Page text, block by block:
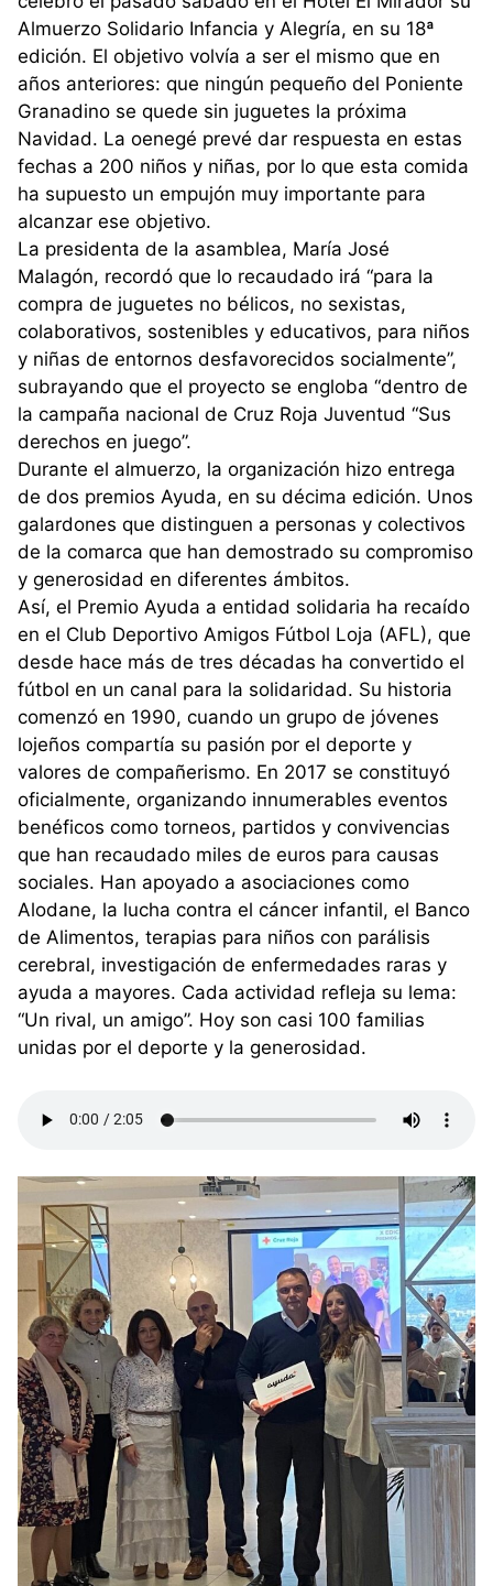
Almuerzo Solidario Infancia y Alegría, en su 18ª
edición. El objetivo volvía a ser el mismo que en
años anteriores: que ningún pequeño del Poniente
Granadino se quede sin juguetes la próxima
Navidad. La oenegé prevé dar respuesta en estas
fechas a 200 niños y niñas, por lo que esta comida
ha supuesto un empujón muy importante para
alcanzar ese objetivo.
La presidenta de la asamblea, María José
Malagón, recordó que lo recaudado irá “para la
compra de juguetes no bélicos, no sexistas,
colaborativos, sostenibles y educativos, para niños
y niñas de entornos desfavorecidos socialmente”,
subrayando que el proyecto se engloba “dentro de
la campaña nacional de Cruz Roja Juventud “Sus
derechos en juego”.
Durante el almuerzo, la organización hizo entrega
de dos premios Ayuda, en su décima edición. Unos
galardones que distinguen a personas y colectivos
de la comarca que han demostrado su compromiso
y generosidad en diferentes ámbitos.
Así, el Premio Ayuda a entidad solidaria ha recaído
en el Club Deportivo Amigos Fútbol Loja (AFL), que
desde hace más de tres décadas ha convertido el
fútbol en un canal para la solidaridad. Su historia
comenzó en 1990, cuando un grupo de jóvenes
lojeños compartía su pasión por el deporte y
valores de compañerismo. En 2017 se constituyó
oficialmente, organizando innumerables eventos
benéficos como torneos, partidos y convivencias
que han recaudado miles de euros para causas
sociales. Han apoyado a asociaciones como
Alodane, la lucha contra el cáncer infantil, el Banco
de Alimentos, terapias para niños con parálisis
cerebral, investigación de enfermedades raras y
ayuda a mayores. Cada actividad refleja su lema:
“Un rival, un amigo”. Hoy son casi 100 familias
unidas por el deporte y la generosidad.